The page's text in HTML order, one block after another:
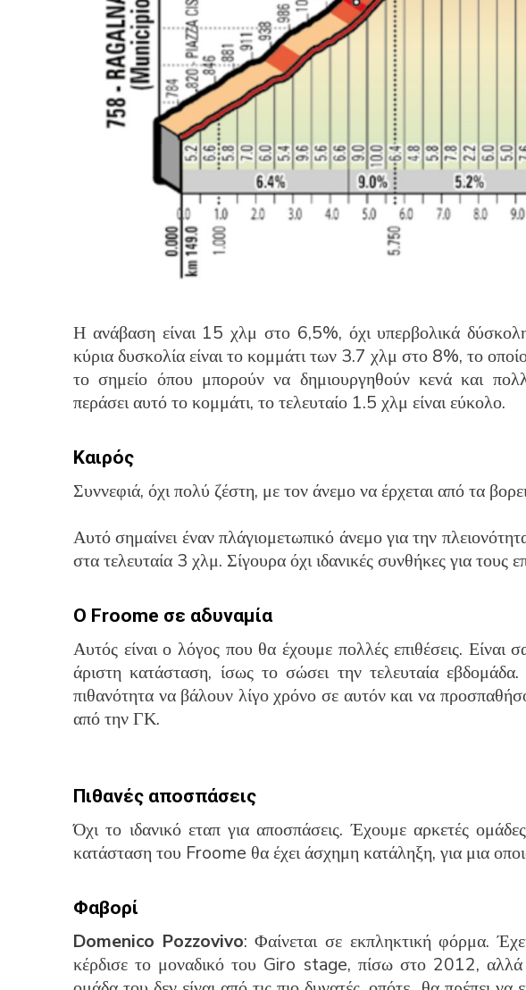
Η ανάβαση είναι 15 χλμ στο 6,5%, όχι υπερβολικά
κύρια δυσκολία είναι το κομμάτι των 3.7 χλμ στο 8%, το
το σημείο όπου μπορούν να δημιουργηθούν κενά και
περάσει αυτό το κομμάτι, το τελευταίο 1.5 χλμ είναι εύκολο.
Καιρός
Συννεφιά, όχι πολύ ζέστη, με τον άνεμο να έρχεται από τα
Αυτό σημαίνει έναν πλάγιομετωπικό άνεμο για την
στα τελευταία 3 χλμ. Σίγουρα όχι ιδανικές συνθήκες για τους
Ο Froome σε αδυναμία
Αυτός είναι ο λόγος που θα έχουμε πολλές επιθέσεις.
άριστη κατάσταση, ίσως το σώσει την τελευταία
πιθανότητα να βάλουν λίγο χρόνο σε αυτόν και να
από την ΓΚ.
Πιθανές αποσπάσεις
Όχι το ιδανικό εταπ για αποσπάσεις. Έχουμε αρκετές
κατάσταση του Froome θα έχει άσχημη κατάληξη, για μια
Φαβορί
Domenico Pozzovivo: Φαίνεται σε εκπληκτική φόρμα.
κέρδισε το μοναδικό του Giro stage, πίσω στο 2012, αλλά